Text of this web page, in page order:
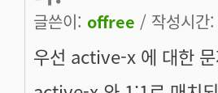
글쓴이: offree / 작성시
우선 active-x 에 대한